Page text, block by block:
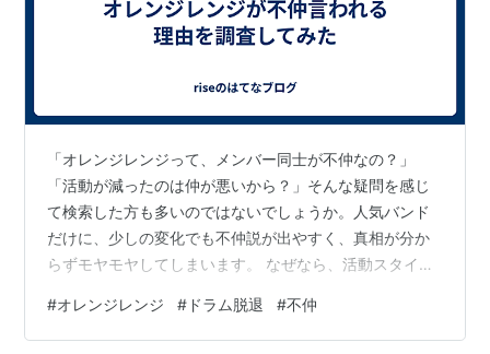
「オレンジレンジって、メンバー同士が不仲なの？」
「活動が減ったのは仲が悪いから？」そんな疑問を感じ
て検索した方も多いのではないでしょうか。人気バンド
だけに、少しの変化でも不仲説が出やすく、真相が分か
らずモヤモヤしてしまいます。 なぜなら、活動スタイル
の違いなどが、「不仲」という言葉に置き換えられて広
まっているからです。実際の発言や行動を整理すれば、
#オレンジレンジ # ドラム脱退 #不仲